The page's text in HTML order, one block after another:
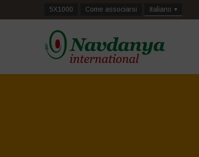
5X1000 Come associarsi Italiano